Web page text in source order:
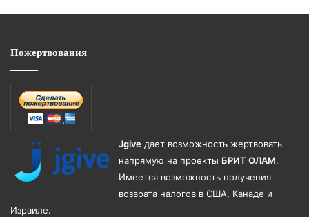
Пожертвования
Jgiveдает возможность жертвовать
напрямую на проекты БРИТ ОЛАМ.
Имеется возможность получения
возврата налогов в США, Канаде и
Израиле.